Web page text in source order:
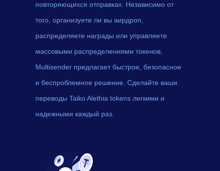
повторяющихся отправках. Независимо от
того, организуете ли вы аирдроп,
распределяете награды или управляете
массовыми распределениями токенов,
Multisender предлагает быстрое, безопасное
и беспроблемное решение. Сделайте ваши
переводы Taiko Alethia tokens легкими и
надежными каждый раз.